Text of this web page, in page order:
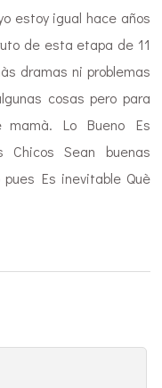
estoy igual hace años
de esta etapa de 11
dramas ni problemas
cosas pero para
mamà. Lo Bueno Es
Sean buenas
Es inevitable Què